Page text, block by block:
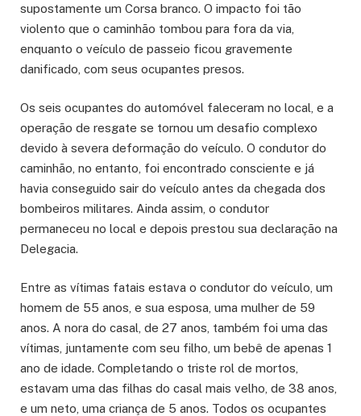
supostamente um Corsa branco. O impacto foi tão
violento que o caminhão tombou para fora da via,
enquanto o veículo de passeio ficou gravemente
danificado, com seus ocupantes presos.
Os seis ocupantes do automóvel faleceram no local, e a
operação de resgate se tornou um desafio complexo
devido à severa deformação do veículo. O condutor do
caminhão, no entanto, foi encontrado consciente e já
havia conseguido sair do veículo antes da chegada dos
bombeiros militares. Ainda assim, o condutor
permaneceu no local e depois prestou sua declaração na
Delegacia.
Entre as vítimas fatais estava o condutor do veículo, um
homem de 55 anos, e sua esposa, uma mulher de 59
anos. A nora do casal, de 27 anos, também foi uma das
vítimas, juntamente com seu filho, um bebê de apenas 1
ano de idade. Completando o triste rol de mortos,
estavam uma das filhas do casal mais velho, de 38 anos,
e um neto, uma criança de 5 anos. Todos os ocupantes